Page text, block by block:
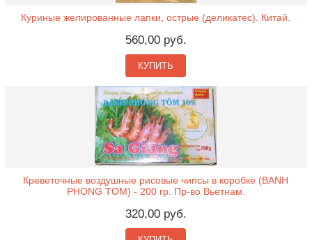
Куриные желированные лапки, острые (деликатес). Китай.
560,00 руб.
КУПИТЬ
Креветочные воздушные рисовые чипсы в коробке (BANH
PHONG TOM) - 200 гр. Пр-во Вьетнам.
320,00 руб.